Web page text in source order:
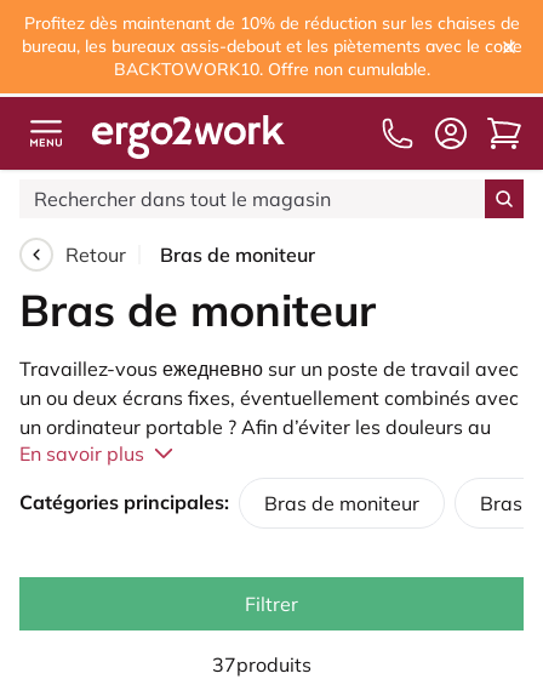
Profitez dès maintenant de 10% de réduction sur les chaises de
bureau, les bureaux assis-debout et les piètements avec le code
BACKTOWORK10. Offre non cumulable.
Livraison gratuiteà partir de 75,00 €
Retour Bras de moniteur
Bras de moniteur
Travaillez-vous ежедневно sur un poste de travail avec
un ou deux écrans fixes, éventuellement combinés avec
un ordinateur portable ? Afin d’éviter les douleurs au
niveau du cou et des bras lorsque vous travaillez à
votre bureau, il est conseillé de positionner
correctement votre écran. Unbras pour moniteur
peut
vous trouverez différents modèles qui vous aideront à
aménager votre espace de travail de manière
ergonomique, à la maison comme au bureau.
En savoir plus
Catégories principales:
Bras de moniteur Bras
Filtrer
37produits